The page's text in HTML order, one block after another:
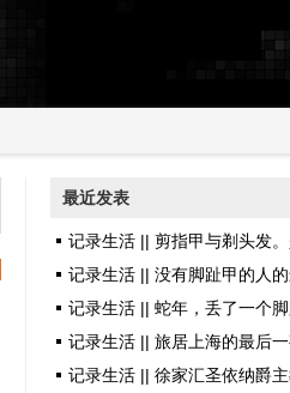
最近发表
记录生活 || 剪指甲与剃头发。
记录生活 || 没有脚趾甲的人
记录生活 || 蛇年，丢了一个
记录生活 || 旅居上海的最后
记录生活 || 徐家汇圣依纳爵